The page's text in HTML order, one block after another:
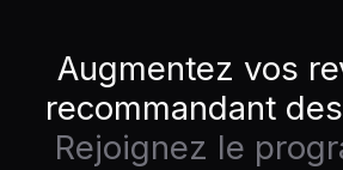
Augmentez vos
recommandant
Rejoignez le